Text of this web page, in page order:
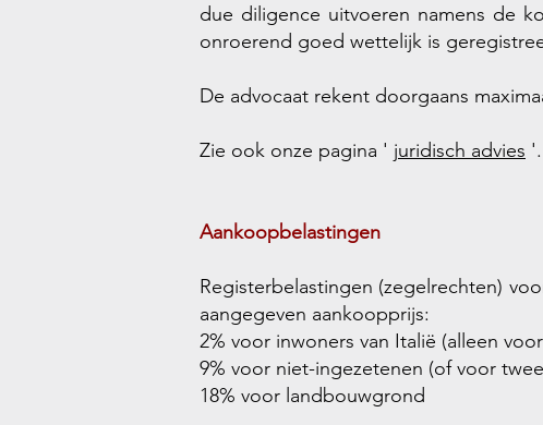
due diligence uitvoeren namens de
onroerend goed wettelijk is
De advocaat rekent doorgaans
Zie ook onze pagina ' juridisch advies '.
Aankoopbelastingen
Registerbelastingen (zegelrechten)
aangegeven aankoopprijs:
2% voor inwoners van Italië (alleen
9% voor niet-ingezetenen (of voor
18% voor landbouwgrond